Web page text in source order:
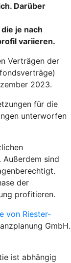
Darüber
je nach
variieren.
Verträgen der
2023.
für die
unterworfen
sind
der
profitieren.
von Riester-
GmbH.
ist abhängig